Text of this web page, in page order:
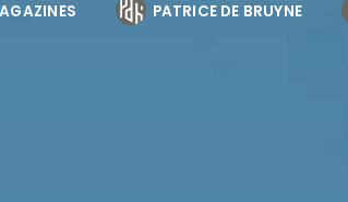
PATRICE DE BRUYNE